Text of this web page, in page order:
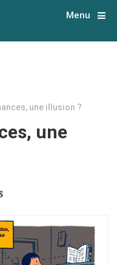
Menu
une illusion ?
une